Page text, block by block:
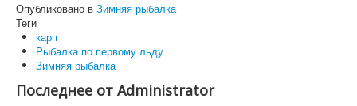
Опубликовано в Зимняя рыбалка
Теги
карп
Рыбалка по первому льду
Зимняя рыбалка
Последнее от Administrator